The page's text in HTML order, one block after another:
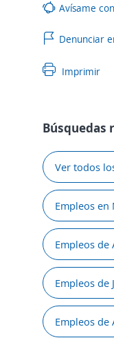
Avísame
Denunciar
Imprimir
Búsquedas
Ver todos
Empleos en
Empleos de
Empleos de
Empleos de